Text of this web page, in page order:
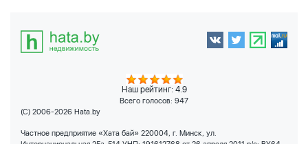
Наш рейтинг: 4.9
Всего голосов: 947
(C) 2006-2026 Hata.by
Частное предприятие «Хата бай» 220004, г. Минск, ул.